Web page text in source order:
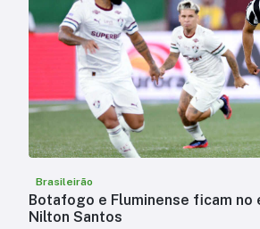
Brasileirão
Botafogo e Fluminense ficam no
Nilton Santos